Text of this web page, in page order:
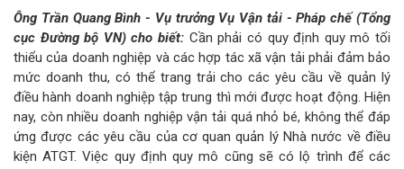
Ông Trần Quang Bình - Vụ trưởng Vụ Vận tải - Pháp chế (Tổng
cục Đường bộ VN) cho biết: Cần phải có quy định quy mô tối
thiểu của doanh nghiệp và các hợp tác xã vận tải phải đảm bảo
mức doanh thu, có thể trang trải cho các yêu cầu về quản lý
điều hành doanh nghiệp tập trung thì mới được hoạt động. Hiện
nay, còn nhiều doanh nghiệp vận tải quá nhỏ bé, không thể đáp
ứng được các yêu cầu của cơ quan quản lý Nhà nước về điều
kiện ATGT. Việc quy định quy mô cũng sẽ có lộ trình để các